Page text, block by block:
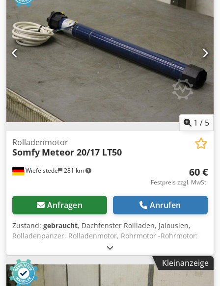
Rosenbauer Dachleiter Geräteräume mit Aluminium-
Rollläden Mannschaftskabine für 6 Personen
Anhängerkupplung Rockinger Stützlast 80 kg
Standheizung/Warmwasserheizung Blaulichtanlage (je
nach Zulassung ggf. zu demontieren) Zustand Das
Fahrzeug befindet sich in einem gepflegten,
einsatzbereiten Zustand und wurde regelmäßig durch die
Feuerwehr gewartet. Der robuste Steyr-Antriebsstrang gilt
als äußerst langlebig und ist weltweit für seine
Zuverlässigkeit bekannt. Ideal geeignet für:
Expeditionsmobil Overlander Fernreisemobil Offroad-
Camper Werkstattfahrzeug Servicefahrzeug
Katastrophenschutz Kommunalfahrzeug Besichtigung
nach Terminvereinbarung jederzeit möglich.
1 / 5
Wiefelstede 281 km
Rolladenmotor
Somfy Meteor 20/17 LT50
60 €
Festpreis zzgl. MwSt.
Anfragen Anrufen
Zustand: gebraucht, Dachfenster Rollladen, Jalousien,
Rolladenpanzer, Rolladenmotor, Rohrmotor -Rohrmotor:
Somfy -Motor: 20/17 LT50 20 Nm -Abmessungen:
570/60/H60 mm -Eigengewicht: 2,3 kg Dcodpfx Adefcqrzj
Nek
Kleinanzeige